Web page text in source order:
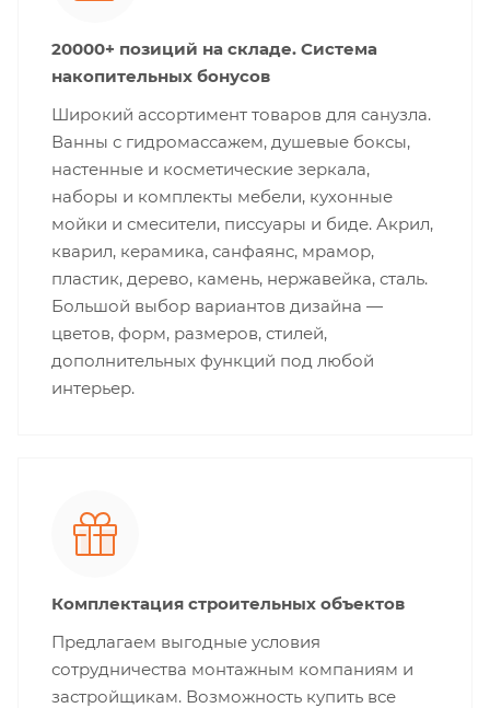
20000+ позиций на складе. Система
накопительных бонусов
Широкий ассортимент товаров для санузла.
Ванны с гидромассажем, душевые боксы,
настенные и косметические зеркала,
наборы и комплекты мебели, кухонные
мойки и смесители, писсуары и биде. Акрил,
кварил, керамика, санфаянс, мрамор,
пластик, дерево, камень, нержавейка, сталь.
Большой выбор вариантов дизайна —
цветов, форм, размеров, стилей,
дополнительных функций под любой
интерьер.
Комплектация строительных объектов
Предлагаем выгодные условия
сотрудничества монтажным компаниям и
застройщикам. Возможность купить все